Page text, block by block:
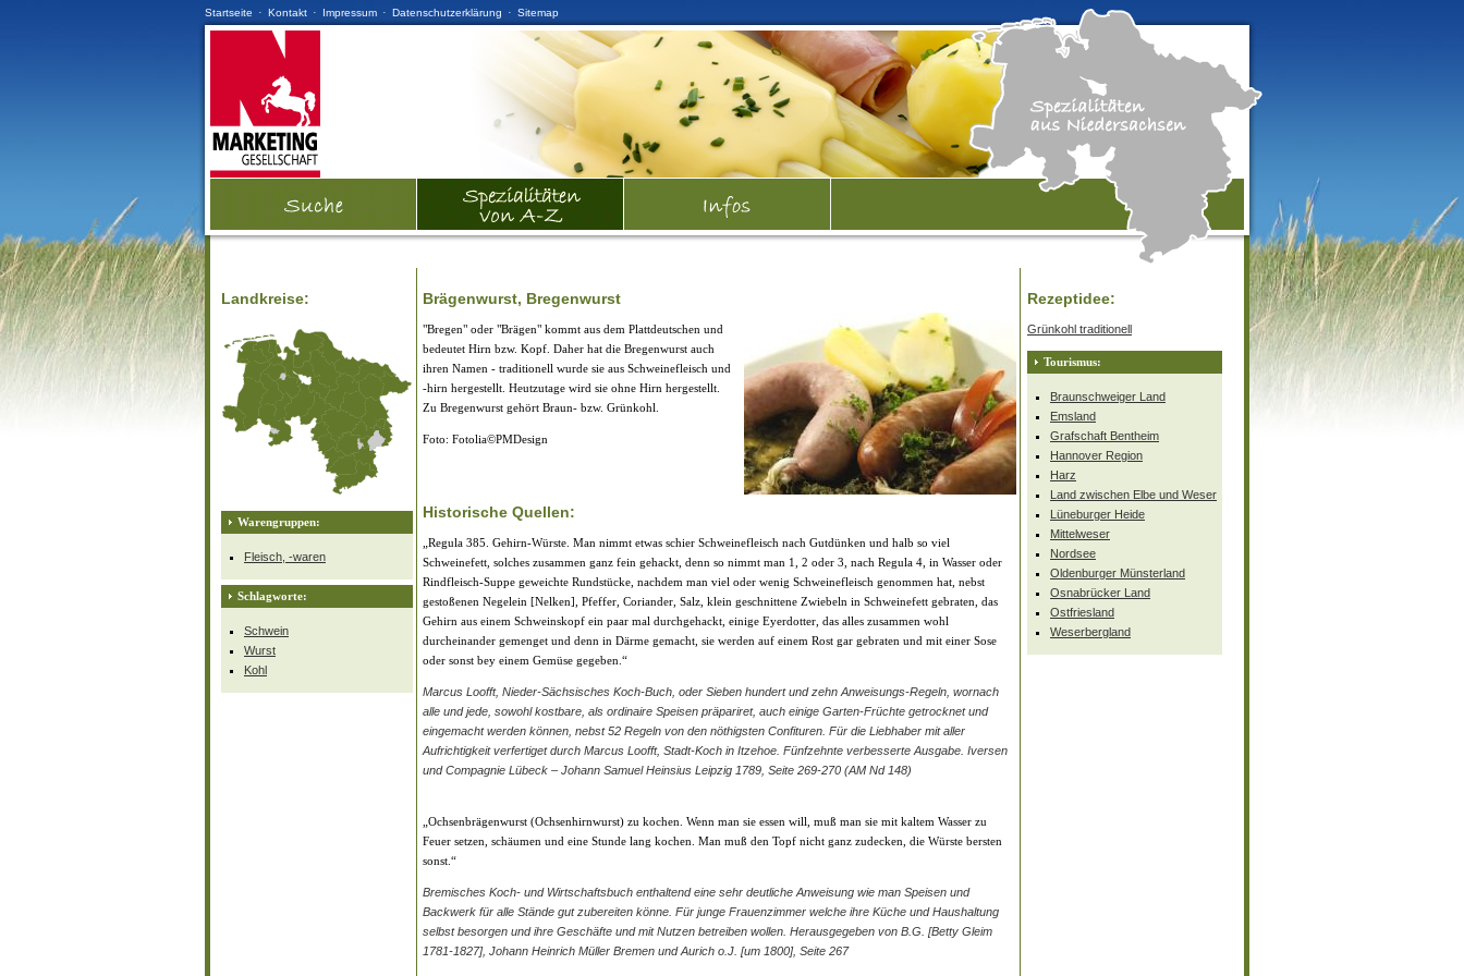
Startseite · Kontakt · Impressum · Datenschutzerklärung · Sitemap
Landkreise:
Warengruppen:
Fleisch, -waren
Schlagworte:
Schwein
Wurst
Kohl
Brägenwurst, Bregenwurst
"Bregen" oder "Brägen" kommt aus dem Plattdeutschen und
bedeutet Hirn bzw. Kopf. Daher hat die Bregenwurst auch
ihren Namen - traditionell wurde sie aus Schweinefleisch und
-hirn hergestellt. Heutzutage wird sie ohne Hirn hergestellt.
Zu Bregenwurst gehört Braun- bzw. Grünkohl.
Foto: Fotolia©PMDesign
Historische Quellen:
„Regula 385. Gehirn-Würste. Man nimmt etwas schier Schweinefleisch nach Gutdünken und halb so viel
Schweinefett, solches zusammen ganz fein gehackt, denn so nimmt man 1, 2 oder 3, nach Regula 4, in Wasser oder
Rindfleisch-Suppe geweichte Rundstücke, nachdem man viel oder wenig Schweinefleisch genommen hat, nebst
gestoßenen Negelein [Nelken], Pfeffer, Coriander, Salz, klein geschnittene Zwiebeln in Schweinefett gebraten, das
Gehirn aus einem Schweinskopf ein paar mal durchgehackt, einige Eyerdotter, das alles zusammen wohl
durcheinander gemenget und denn in Därme gemacht, sie werden auf einem Rost gar gebraten und mit einer Sose
oder sonst bey einem Gemüse gegeben.“
Marcus Loofft, Nieder-Sächsisches Koch-Buch, oder Sieben hundert und zehn Anweisungs-Regeln, wornach
alle und jede, sowohl kostbare, als ordinaire Speisen präpariret, auch einige Garten-Früchte getrocknet und
eingemacht werden können, nebst 52 Regeln von den nöthigsten Confituren. Für die Liebhaber mit aller
Aufrichtigkeit verfertiget durch Marcus Loofft, Stadt-Koch in Itzehoe. Fünfzehnte verbesserte Ausgabe. Iversen
und Compagnie Lübeck – Johann Samuel Heinsius Leipzig 1789, Seite 269-270 (AM Nd 148)
„Ochsenbrägenwurst (Ochsenhirnwurst) zu kochen. Wenn man sie essen will, muß man sie mit kaltem Wasser zu
Feuer setzen, schäumen und eine Stunde lang kochen. Man muß den Topf nicht ganz zudecken, die Würste bersten
sonst.“
Bremisches Koch- und Wirtschaftsbuch enthaltend eine sehr deutliche Anweisung wie man Speisen und
Backwerk für alle Stände gut zubereiten könne. Für junge Frauenzimmer welche ihre Küche und Haushaltung
selbst besorgen und ihre Geschäfte und mit Nutzen betreiben wollen. Herausgegeben von B.G. [Betty Gleim
1781-1827], Johann Heinrich Müller Bremen und Aurich o.J. [um 1800], Seite 267
Rezeptidee:
Grünkohl traditionell
Tourismus:
Braunschweiger Land
Emsland
Grafschaft Bentheim
Hannover Region
Harz
Land zwischen Elbe und Weser
Lüneburger Heide
Mittelweser
Nordsee
Oldenburger Münsterland
Osnabrücker Land
Ostfriesland
Weserbergland